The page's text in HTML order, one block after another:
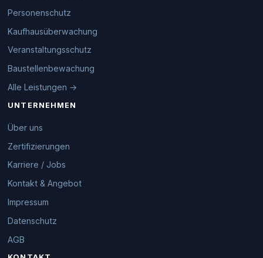
Personenschutz
Kaufhausüberwachung
Veranstaltungsschutz
Baustellenbewachung
Alle Leistungen →
UNTERNEHMEN
Über uns
Zertifizierungen
Karriere / Jobs
Kontakt & Angebot
Impressum
Datenschutz
AGB